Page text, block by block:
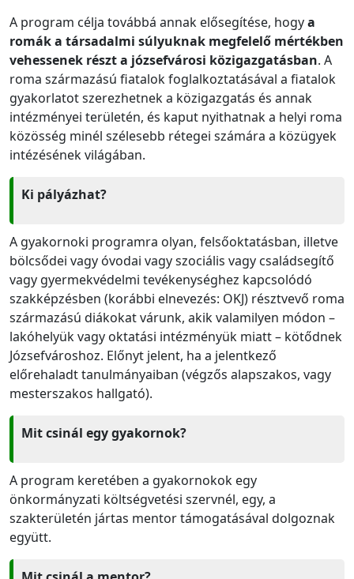
A program célja továbbá annak elősegítése, hogya
romák a társadalmi súlyuknak megfelelő mértékben
vehessenek részt a józsefvárosi közigazgatásban. A
roma származású fiatalok foglalkoztatásával a fiatalok
gyakorlatot szerezhetnek a közigazgatás és annak
intézményei területén, és kaput nyithatnak a helyi roma
közösség minél szélesebb rétegei számára a közügyek
intézésének világában.
Ki pályázhat?
A gyakornoki programra olyan, felsőoktatásban, illetve
bölcsődei vagy óvodai vagy szociális vagy családsegítő
vagy gyermekvédelmi tevékenységhez kapcsolódó
szakképzésben (korábbi elnevezés: OKJ) résztvevő roma
származású diákokat várunk, akik valamilyen módon –
lakóhelyük vagy oktatási intézményük miatt – kötődnek
Józsefvároshoz. Előnyt jelent, ha a jelentkező
előrehaladt tanulmányaiban (végzős alapszakos, vagy
mesterszakos hallgató).
Mit csinál egy gyakornok?
A program keretében a gyakornokok egy
önkormányzati költségvetési szervnél, egy, a
szakterületén jártas mentor támogatásával dolgoznak
együtt.